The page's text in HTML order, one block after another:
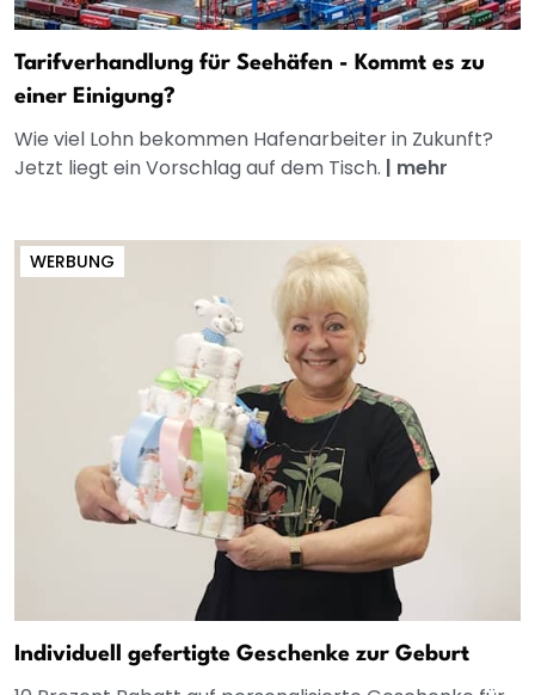
Tarifverhandlung für Seehäfen - Kommt es zu
einer Einigung?
Wie viel Lohn bekommen Hafenarbeiter in Zukunft?
Jetzt liegt ein Vorschlag auf dem Tisch. | mehr
WERBUNG
Individuell gefertigte Geschenke zur Geburt